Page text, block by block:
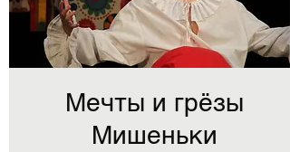
Мечты и грёзы
Мишеньки